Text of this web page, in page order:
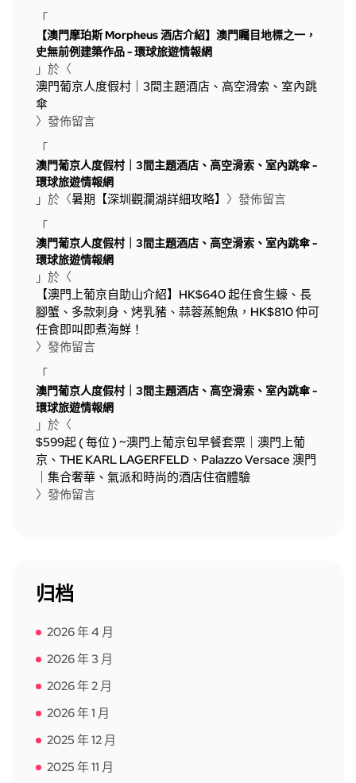
「
【澳門摩珀斯 Morpheus 酒店介紹】澳門矚目地標之一，
史無前例建築作品 - 環球旅遊情報網
」於〈
澳門葡京人度假村｜3間主題酒店、高空滑索、室內跳
傘
〉發佈留言
「
澳門葡京人度假村｜3間主題酒店、高空滑索、室內跳傘 -
環球旅遊情報網
」於〈暑期【深圳觀瀾湖詳細攻略】 〉發佈留言
「
澳門葡京人度假村｜3間主題酒店、高空滑索、室內跳傘 -
環球旅遊情報網
」於〈
【澳門上葡京自助山介紹】HK$640 起任食生蠔、長
腳蟹、多款刺身、烤乳豬、蒜蓉蒸鮑魚，HK$810 仲可
任食即叫即煮海鮮！
〉發佈留言
「
澳門葡京人度假村｜3間主題酒店、高空滑索、室內跳傘 -
環球旅遊情報網
」於〈
$599起 ( 每位 ) ~澳門上葡京包早餐套票｜澳門上葡
京、THE KARL LAGERFELD、Palazzo Versace 澳門
｜集合奢華、氣派和時尚的酒店住宿體驗
〉發佈留言
归档
2026 年 4 月
2026 年 3 月
2026 年 2 月
2026 年 1 月
2025 年 12 月
2025 年 11 月